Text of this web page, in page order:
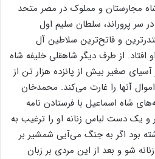
مجارستان و مملوک در مصر متحد
سر پروراند، سلطان سلیم اول
مقتدرترین و فاتح‌ترین سلاطین آل
افتاد. از طرف دیگر شاهقلی خلیفه شاه
صغیر بیش از پانزده هزار تن از
آنها را غارت می‌کند. محمدخان
شاه اسماعیل با فرستادن نامه
یک دست لباس زنانه او را ترغیب به
بود اگر به جنگ می‌آیی شمشیر بر
شو و بعد از این مردی بر زبان